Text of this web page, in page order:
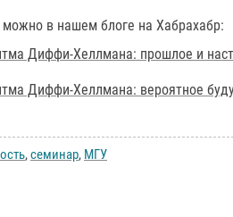
можно в нашем блоге на Хабрахабр:
Диффи-Хеллмана: прошлое и
Диффи-Хеллмана: вероятное
,семинар, МГУ